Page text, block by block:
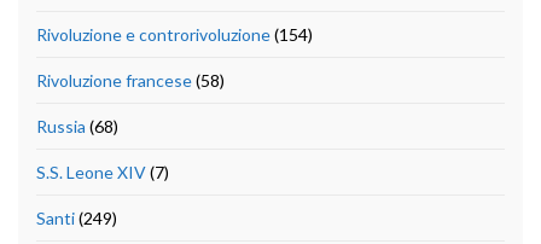
Rivoluzione e controrivoluzione(154)
Rivoluzione francese(58)
Russia (68)
S.S. Leone XIV(7)
Santi(249)